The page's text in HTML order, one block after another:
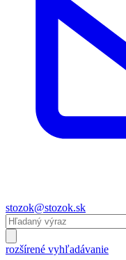
stozok@stozok.sk
rozšírené vyhľadávanie